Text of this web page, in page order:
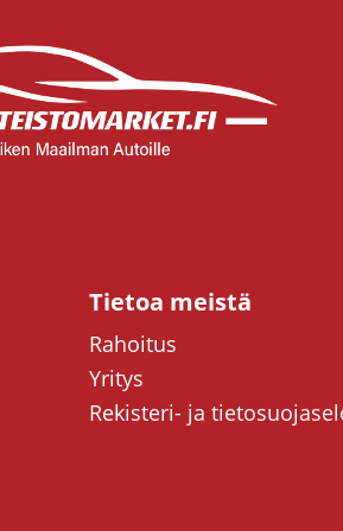
Tietoa meistä
Rahoitus
Yritys
Rekisteri- ja